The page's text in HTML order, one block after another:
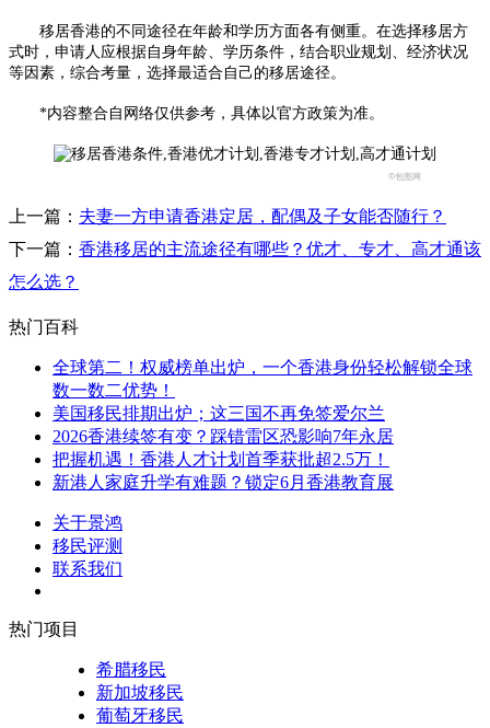
移居香港的不同途径在年龄和学历方面各有侧重。在选择移居方
式时，申请人应根据自身年龄、学历条件，结合职业规划、经济状况
等因素，综合考量，选择最适合自己的移居途径。​
*内容整合自网络仅供参考，具体以官方政策为准。
©包图网
上一篇： 夫妻一方申请香港定居，配偶及子女能否随行？
下一篇： 香港移居的主流途径有哪些？优才、专才、高才通该
怎么选？
热门百科
全球第二！权威榜单出炉，一个香港身份轻松解锁全球
数一数二优势！
美国移民排期出炉；这三国不再免签爱尔兰
2026香港续签有变？踩错雷区恐影响7年永居
把握机遇！香港人才计划首季获批超2.5万！
新港人家庭升学有难题？锁定6月香港教育展
关于景鸿
移民评测
联系我们
热门项目
希腊移民
新加坡移民
葡萄牙移民